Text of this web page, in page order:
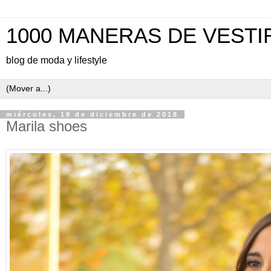
1000 MANERAS DE
blog de moda y lifestyle
miércoles, 19 de diciembre de 2018
Marila shoes